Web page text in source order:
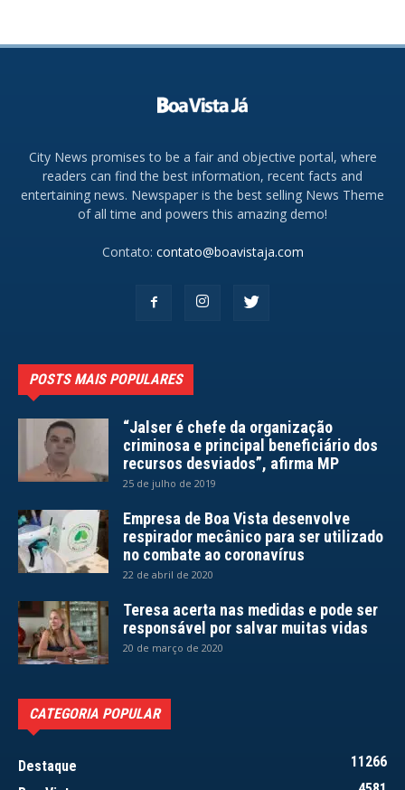
City News promises to be a fair and objective portal, where
readers can find the best information, recent facts and
entertaining news. Newspaper is the best selling News Theme
of all time and powers this amazing demo!
Contato: contato@boavistaja.com
POSTS MAIS POPULARES
“Jalser é chefe da organização
criminosa e principal beneficiário dos
recursos desviados”, afirma MP
25 de julho de 2019
Empresa de Boa Vista desenvolve
respirador mecânico para ser utilizado
no combate ao coronavírus
22 de abril de 2020
Teresa acerta nas medidas e pode ser
responsável por salvar muitas vidas
20 de março de 2020
CATEGORIA POPULAR
Destaque
11266